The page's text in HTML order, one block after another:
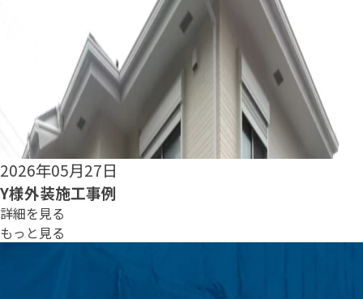
2026年05月25日
S様外装施工事例
詳細を見る
もっと見る